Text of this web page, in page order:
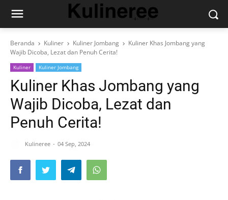
Beranda Kuliner Kuliner Jombang
Kuliner Khas Jombang yang
Wajib Dicoba, Lezat dan Penuh Cerita!
Kuliner Kuliner Jombang
Kuliner Khas Jombang yang
Wajib Dicoba, Lezat dan
Penuh Cerita!
Kulineree 04 Sep, 2024